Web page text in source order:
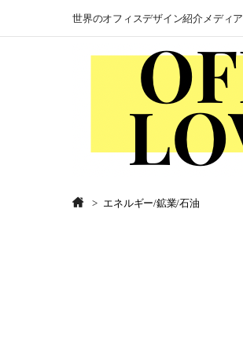
世界のオフィスデザイン紹介メディア
エネルギー/鉱業/石油